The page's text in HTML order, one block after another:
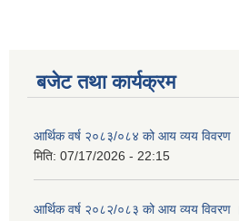
बजेट तथा कार्यक्रम
आर्थिक वर्ष २०८३/०८४ को आय व्यय विवरण
मिति: 07/17/2026 - 22:15
आर्थिक वर्ष २०८२/०८३ को आय व्यय विवरण